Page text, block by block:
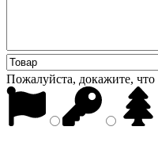
Пожалуйста, докажите,